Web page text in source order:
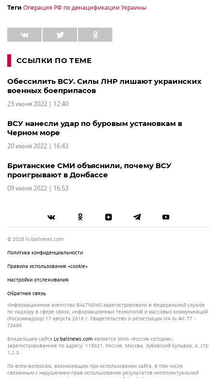
Теги Операция РФ по денацификации Украины
ССЫЛКИ ПО ТЕМЕ
Обессилить ВСУ. Силы ЛНР лишают украинских
военных боеприпасов
23 июня 2022 | 12:40
ВСУ нанесли удар по буровым установкам в
Черном море
20 июня 2022 | 16:43
Британские СМИ объяснили, почему ВСУ
проигрывают в Донбассе
09 июня 2022 | 16:53
© 2026 lv.baltnews.com
Политика конфиденциальности
Правила использования «cookie»
Настройки отслеживания
Обратная связь
Информационное агентство BALTNEWS зарегистрировано в Федеральной службе
по надзору в сфере связи, информационных технологий и массовых коммуникаций
(Роскомнадзор) 17 августа 2018 г. Свидетельство о регистрации ИА № ФС 77 -
73480
Владельцем сайта lv.baltnews.com является МИА «Россия сегодня»,
зарегистрированное по адресу: 119021, Россия, Москва, Зубовский бульвар, 4, стр.
1,2.3.
По всем вопросам, возникающим при использовании сайта, в том числе
связанным с нарушением прав использования результатов интеллектуальной